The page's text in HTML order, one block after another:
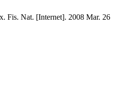
Nat. [Internet]. 2008 Mar. 26